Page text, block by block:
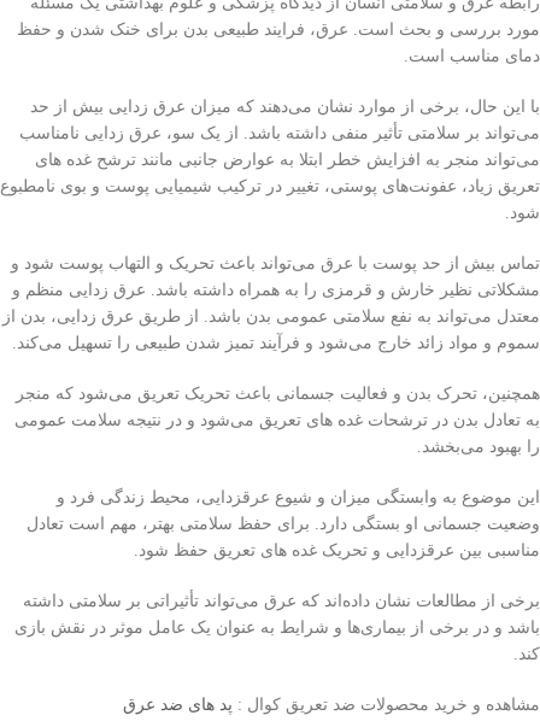
مورد بررسی و بحث است. عرق، فرایند طبیعی بدن برای خنک شدن و حفظ
دمای مناسب است.
با این حال، برخی از موارد نشان می‌دهند که میزان عرق زدایی بیش از حد
می‌تواند بر سلامتی تأثیر منفی داشته باشد. از یک سو، عرق زدایی نامناسب
می‌تواند منجر به افزایش خطر ابتلا به عوارض جانبی مانند ترشح غده های
تعریق زیاد، عفونت‌های پوستی، تغییر در ترکیب شیمیایی پوست و بوی نامطبوع
شود.
تماس بیش از حد پوست با عرق می‌تواند باعث تحریک و التهاب پوست شود و
مشکلاتی نظیر خارش و قرمزی را به همراه داشته باشد. عرق زدایی منظم و
معتدل می‌تواند به نفع سلامتی عمومی بدن باشد. از طریق عرق زدایی، بدن از
سموم و مواد زائد خارج می‌شود و فرآیند تمیز شدن طبیعی را تسهیل می‌کند.
همچنین، تحرک بدن و فعالیت جسمانی باعث تحریک تعریق می‌شود که منجر
به تعادل بدن در ترشحات غده های تعریق می‌شود و در نتیجه سلامت عمومی
را بهبود می‌بخشد.
این موضوع به وابستگی میزان و شیوع عرقزدایی، محیط زندگی فرد و
وضعیت جسمانی او بستگی دارد. برای حفظ سلامتی بهتر، مهم است تعادل
مناسبی بین عرقزدایی و تحریک غده های تعریق حفظ شود.
برخی از مطالعات نشان داده‌اند که عرق می‌تواند تأثیراتی بر سلامتی داشته
باشد و در برخی از بیماری‌ها و شرایط به عنوان یک عامل موثر در نقش بازی
کند.
مشاهده و خرید محصولات ضد تعریق کوال : پد های ضد عرق